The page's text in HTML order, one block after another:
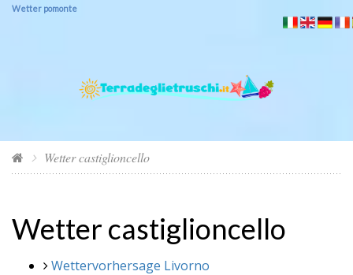
Wetter pomonte
Wetter castiglioncello
Wetter castiglioncello
Wettervorhersage Livorno